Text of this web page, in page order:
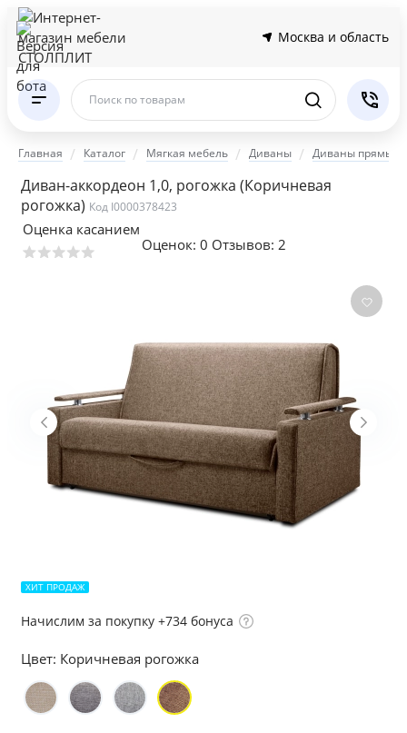
Москва и область
Поиск по товарам
Главная Каталог Мягкая мебель Диваны Диваны прямые
Диван-аккордеон 1,0, рогожка (Коричневая
рогожка) Код I0000378423
Оценка касанием
Оценок: 0 Отзывов: 2
ХИТ ПРОДАЖ
Начислим за покупку +734 бонуса
Цвет: Коричневая рогожка